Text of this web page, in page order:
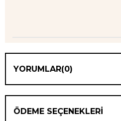
YORUMLAR(0)
ÖDEME SEÇENEKLERI